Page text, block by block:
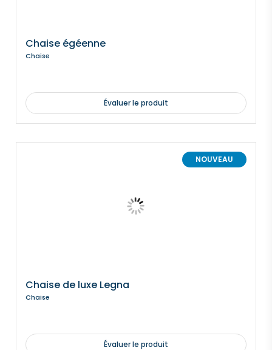
Chaise égéenne
Chaise
Évaluer le produit
NOUVEAU
Chaise de luxe Legna
Chaise
Évaluer le produit